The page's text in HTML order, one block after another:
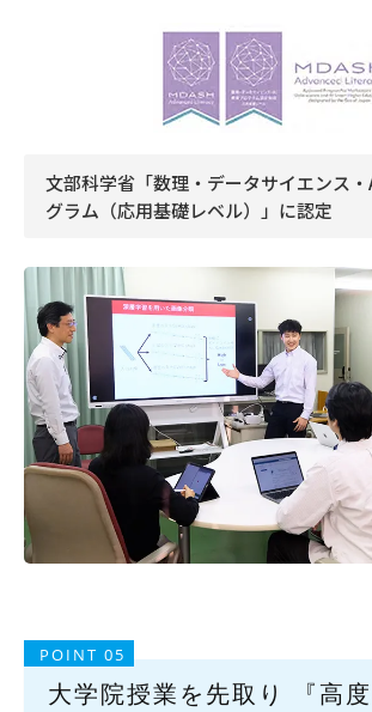
文部科学省「数理・データサイエンス・
グラム（応用基礎レベル）」に認定
POINT 05
大学院授業を先取り 『高